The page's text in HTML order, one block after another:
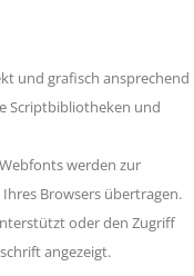
und grafisch ansprechend
Scriptbibliotheken und
werden zur
Browsers übertragen.
oder den Zugriff
angezeigt.